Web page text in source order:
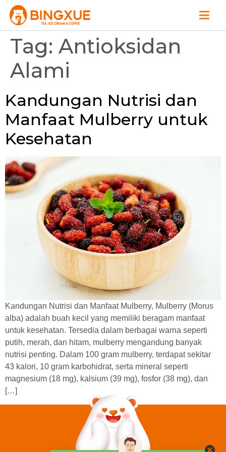
Tag: Antioksidan
Alami
Kandungan Nutrisi dan
Manfaat Mulberry untuk
Kesehatan
Kandungan Nutrisi dan Manfaat Mulberry, Mulberry (Morus
alba) adalah buah kecil yang memiliki beragam manfaat
untuk kesehatan. Tersedia dalam berbagai warna seperti
putih, merah, dan hitam, mulberry mengandung banyak
nutrisi penting. Dalam 100 gram mulberry, terdapat sekitar
43 kalori, 10 gram karbohidrat, serta mineral seperti
magnesium (18 mg), kalsium (39 mg), fosfor (38 mg), dan
[…]